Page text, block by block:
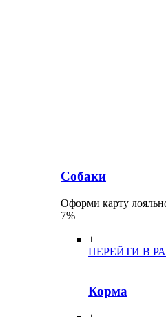
Собаки
Оформи карту
7%
+
ПЕРЕЙТИ В
Корма